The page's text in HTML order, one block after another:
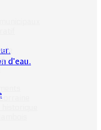
d'eau.